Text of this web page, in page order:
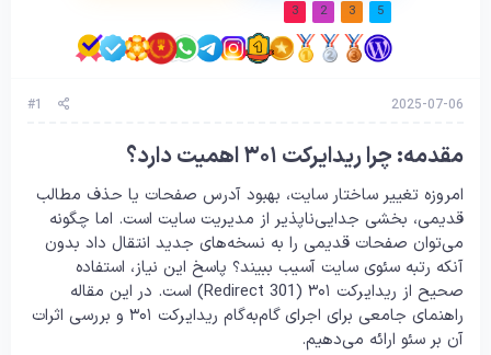
5
3
2
3
2025-07-06
#1
مقدمه: چرا ریدایرکت ۳۰۱ اهمیت دارد؟
امروزه تغییر ساختار سایت، بهبود آدرس صفحات یا حذف مطالب
قدیمی، بخشی جدایی‌ناپذیر از مدیریت سایت است. اما چگونه
می‌توان صفحات قدیمی را به نسخه‌های جدید انتقال داد بدون
آنکه رتبه سئوی سایت آسیب ببیند؟ پاسخ این نیاز، استفاده
صحیح از ریدایرکت ۳۰۱ (301 Redirect) است. در این مقاله
راهنمای جامعی برای اجرای گام‌به‌گام ریدایرکت ۳۰۱ و بررسی اثرات
آن بر سئو ارائه می‌دهیم.